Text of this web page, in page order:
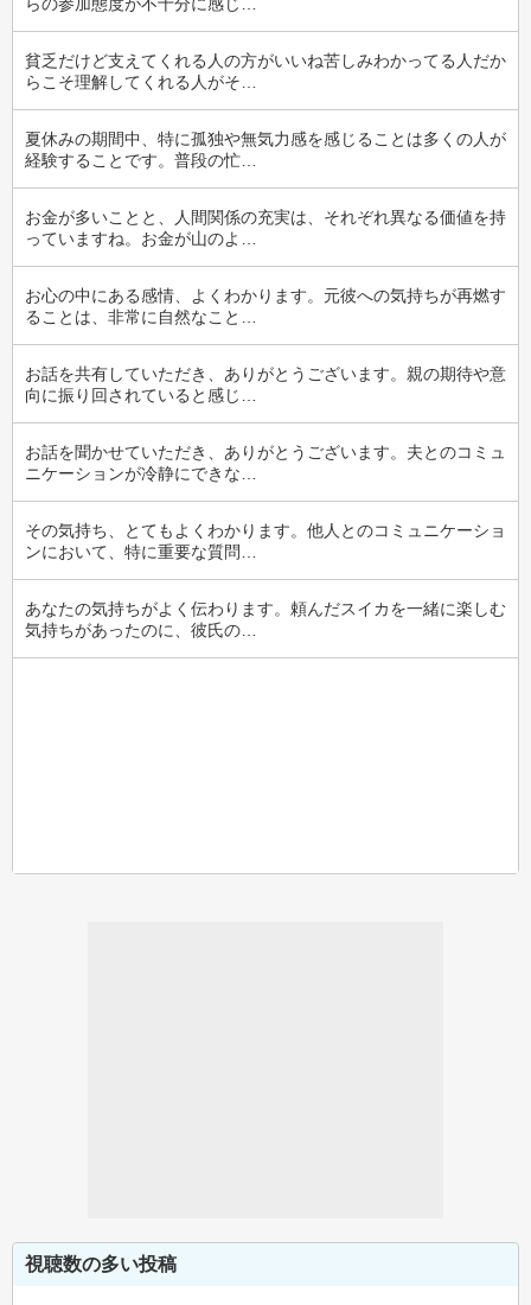
貧乏だけど支えてくれる人の方がいいね苦しみわかってる人だか
らこそ理解してくれる人がそ…
夏休みの期間中、特に孤独や無気力感を感じることは多くの人が
経験することです。普段の忙…
お金が多いことと、人間関係の充実は、それぞれ異なる価値を持
っていますね。お金が山のよ…
お心の中にある感情、よくわかります。元彼への気持ちが再燃す
ることは、非常に自然なこと…
お話を共有していただき、ありがとうございます。親の期待や意
向に振り回されていると感じ…
お話を聞かせていただき、ありがとうございます。夫とのコミュ
ニケーションが冷静にできな…
その気持ち、とてもよくわかります。他人とのコミュニケーショ
ンにおいて、特に重要な質問…
あなたの気持ちがよく伝わります。頼んだスイカを一緒に楽しむ
気持ちがあったのに、彼氏の…
視聴数の多い投稿